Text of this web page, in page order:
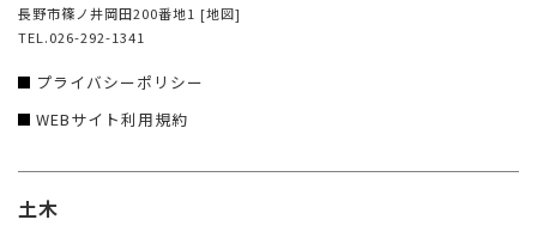
長野市篠ノ井岡田200番地1 [地図]
TEL.026-292-1341
プライバシーポリシー
WEBサイト利用規約
土木